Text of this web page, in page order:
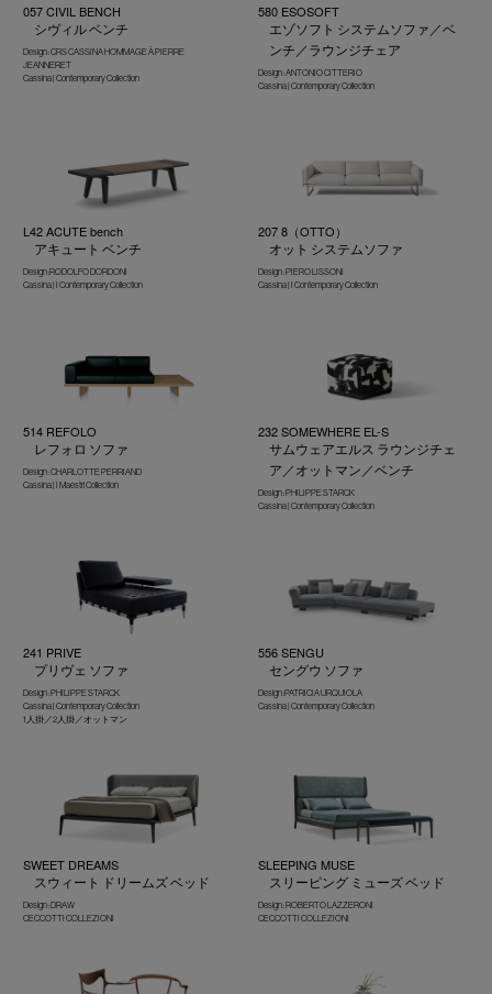
057 CIVIL BENCH
シヴィル ベンチ
Design : CRS CASSINA HOMMAGE À PIERRE
JEANNERET
Cassina | Contemporary Collection
580 ESOSOFT
エゾソフト システムソファ／ベ
ンチ／ラウンジチェア
Design : ANTONIO CITTERIO
Cassina | Contemporary Collection
L42 ACUTE bench
アキュート ベンチ
Design :RODOLFO DORDONI
Cassina | I Contemporary Collection
207 8（OTTO）
オット システムソファ
Design : PIERO LISSONI
Cassina | I Contemporary Collection
514 REFOLO
レフォロ ソファ
Design : CHARLOTTE PERRIAND
Cassina | I Maestri Collection
232 SOMEWHERE EL-S
サムウェアエルス ラウンジチェ
ア／オットマン／ベンチ
Design : PHILIPPE STARCK
Cassina | Contemporary Collection
241 PRIVE
プリヴェ ソファ
Design : PHILIPPE STARCK
Cassina | Contemporary Collection
1人掛／2人掛／オットマン
556 SENGU
セングウ ソファ
Design :PATRICIA URQUIOLA
Cassina | Contemporary Collection
SWEET DREAMS
スウィート ドリームズ ベッド
Design : DRAW
CECCOTTI COLLEZIONI
SLEEPING MUSE
スリーピング ミューズ ベッド
Design : ROBERTO LAZZERONI
CECCOTTI COLLEZIONI